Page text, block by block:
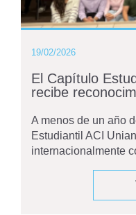
19/02/2026
El Capítulo
recibe
A menos de un año
Estudiantil ACI
internacionalmente